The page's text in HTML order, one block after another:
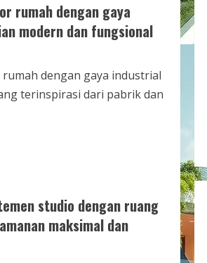
rumah dengan gaya
modern dan fungsional
dengan gaya industrial
terinspirasi dari pabrik dan
studio dengan ruang
maksimal dan